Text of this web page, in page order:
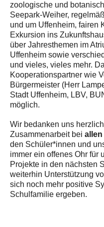
zoologische und
Seepark-Weiher,
und um Uffenheim, fairen
Exkursion ins
über Jahresthemen im
Uffenheim sowie
und vieles, vieles mehr.
Kooperationspartner wie
Bürgermeister (Herr
Stadt Uffenheim, LBV,
möglich.
Wir bedanken uns
Zusammenarbeit bei allen
den Schüler*innen und
immer ein offenes Ohr für
Projekte in den nächsten
weiterhin Unterstützung
sich noch mehr positive
Schulfamilie ergeben.